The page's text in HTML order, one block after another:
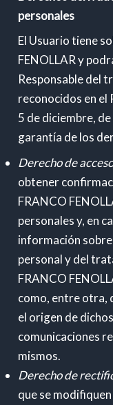
personales
El Usuario tiene
FENOLLAR y
Responsable del
reconocidos en el
5 de diciembre,
garantía de los
Derecho de
obtener
FRANCO
personales y, en
información
personal y del
FRANCO
como, entre otra,
el origen de
comunicaciones
mismos.
Derecho de
que se